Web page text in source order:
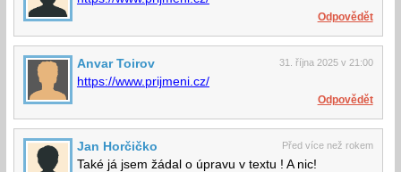
Odpovědět
31. října 2025 v 21:00
Anvar Toirov
https://www.prijmeni.cz/
Odpovědět
Před více než rokem
Jan Horčičko
Také já jsem žádal o úpravu v textu ! A nic!